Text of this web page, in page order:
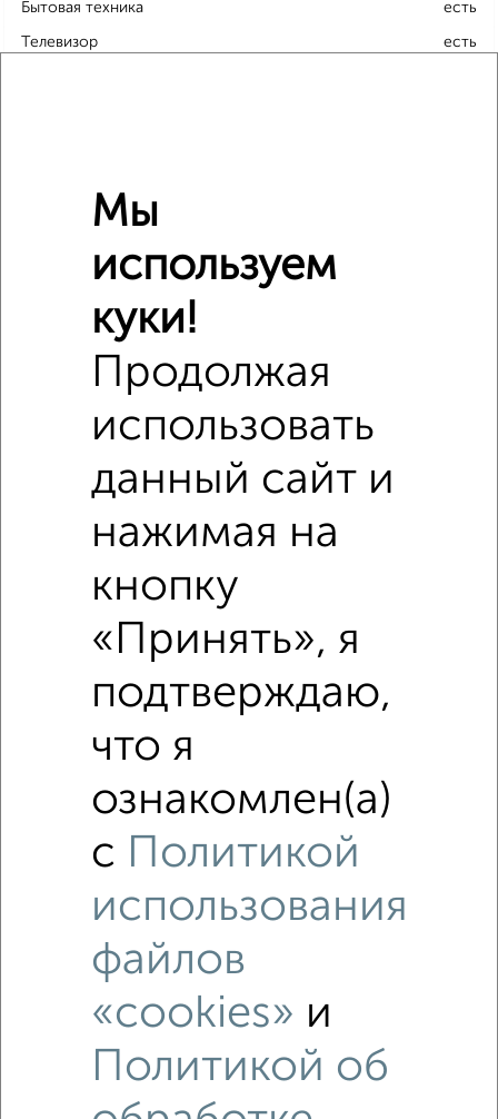
Бытовая техника есть
Телевизор есть
Расположение, инфраструктура рядом
Поликлиники
Продукты
Банкоматы
Похожие предложения рядом
Таунхаусы недалеко от проспект Кулакова 7
Мы
используем
куки!
Продолжая
использовать
данный сайт и
нажимая на
кнопку
«Принять», я
подтверждаю,
что я
ознакомлен(а)
с Политикой
использования
файлов
«cookies» и
Политикой об